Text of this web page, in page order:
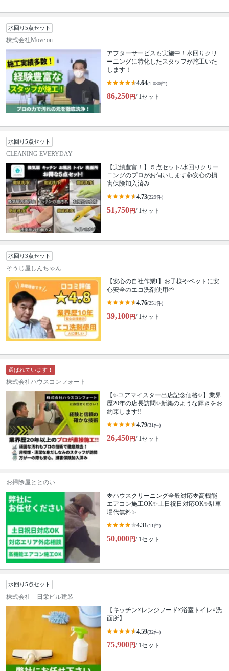
水回り5点セット
株式会社Move on
アフターサービスも実施中！水回りクリ
ーニングに特化したスタッフが施工いた
します！
4.64(1,080件)
86,250円/ 1セット
水回り5点セット
CLEANING EVERYDAY
【実績豊富！】５点セット/水回りクリー
ニングのプロがお伺いします👍安心の損
害保険加入済み
4.73(229件)
51,750円/ 1セット
水回り3点セット
そうじ屋しんちゃん
【安心の自社作業❗️】お子様やペットに安
心安全のエコ洗剤使用🌱
4.76(251件)
39,100円/ 1セット
選ばれています！
株式会社ハウスコンフォート
【✨ユアマイスター出店記念価格✨】業界
歴20年の店長訪問✨新築のような輝きをお
約束します‼️
4.79(31件)
26,450円/ 1セット
お掃除屋ととのい
🌟ハウスクリーニング全般対応🌟高機能
エアコン施工OK✨土日祝日対応OK✨駐車
場代無料✨
4.31(11件)
50,000円/ 1セット
水回り5点セット
株式会社 日栄ビル建装
【キッチン×レンジフード×浴室トイレ×洗
面所】
4.59(32件)
75,900円/ 1セット